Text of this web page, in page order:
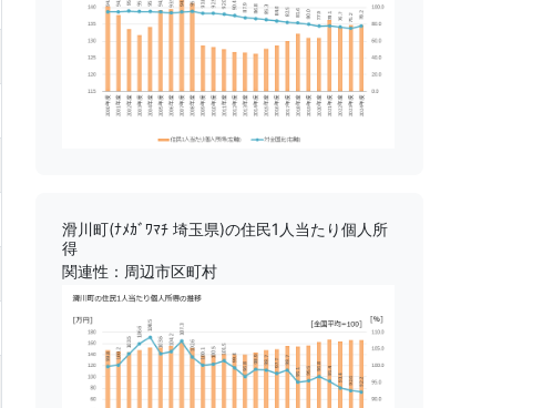
滑川町(ﾅﾒｶﾞﾜﾏﾁ 埼玉県)の住民1人当たり個人所
得
関連性：周辺市区町村